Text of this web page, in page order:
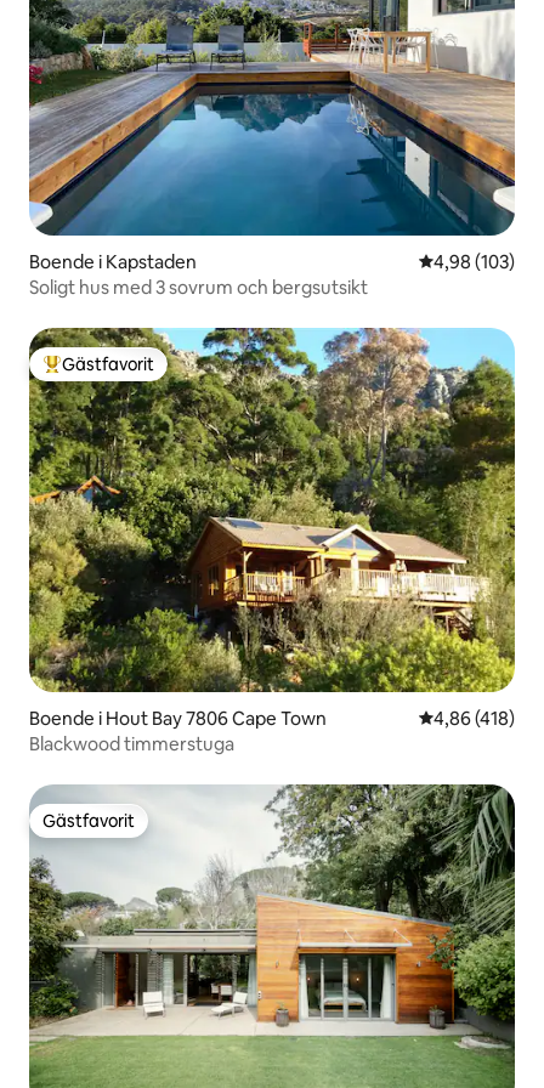
Boende i Kapstaden 4,98 av 5 i
4,98 (103)
Soligt hus med 3 sovrum och bergsutsikt
Populär gästfavorit
Gästfavorit
Boende i Hout Bay 7806 Cape Town 4,86 av 5 i
4,86 (418)
Blackwood timmerstuga
Gästfavorit
Gästfavorit